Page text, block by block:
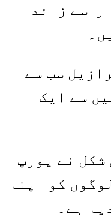
2 لاکھ 8 ہزار سے زائد
سب سے
سے ایک
شکل نے یورپ
کو اپنا
ہے۔